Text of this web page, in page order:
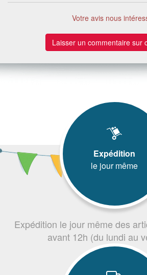
Votre avis nous
Laisser un commentaire sur
Expédition
le jour même
Expédition le jour même des
avant 12h (du lundi au